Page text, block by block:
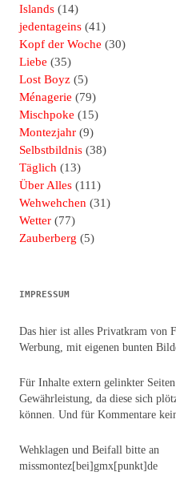
Islands (14)
jedentageins (41)
Kopf der Woche (30)
Liebe (35)
Lost Boyz (5)
Ménagerie (79)
Mischpoke (15)
Montezjahr (9)
Selbstbildnis (38)
Täglich (13)
Über Alles (111)
Wehwehchen (31)
Wetter (77)
Zauberberg (5)
IMPRESSUM
Das hier ist alles Privatkram von
Werbung, mit eigenen bunten
Für Inhalte extern gelinkter
Gewährleistung, da diese sich
können. Und für Kommentare
Wehklagen und Beifall bitte an
missmontez[bei]gmx[punkt]de